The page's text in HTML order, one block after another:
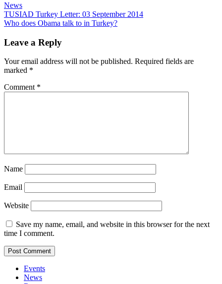
News
Post
navigation
TUSIAD Turkey Letter: 03 September 2014
Who does Obama talk to in Turkey?
Leave a Reply
Your email address will not be published. Required fields are
marked *
Comment *
Name
Email
Website
Save my name, email, and website in this browser for the next
time I comment.
Events
News